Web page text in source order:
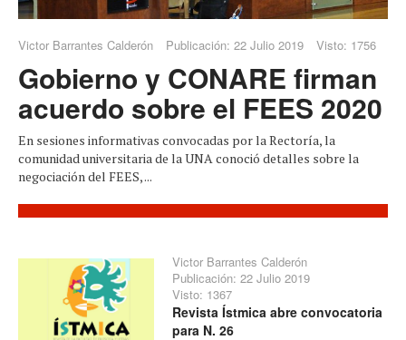
Victor Barrantes Calderón Publicación: 22 Julio 2019 Visto: 1756
Gobierno y CONARE firman
acuerdo sobre el FEES 2020
En sesiones informativas convocadas por la Rectoría, la
comunidad universitaria de la UNA conoció detalles sobre la
negociación del FEES, ...
Victor Barrantes Calderón
Publicación: 22 Julio 2019
Visto: 1367
Revista Ístmica abre convocatoria
para N. 26